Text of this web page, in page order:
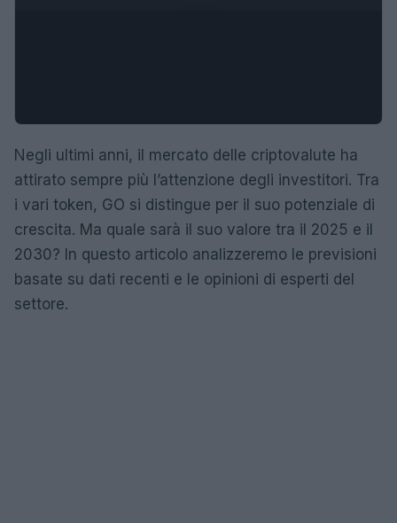
Negli ultimi anni, il mercato delle criptovalute ha
attirato sempre più l’attenzione degli investitori. Tra
i vari token, GO si distingue per il suo potenziale di
crescita. Ma quale sarà il suo valore tra il 2025 e il
2030? In questo articolo analizzeremo le previsioni
basate su dati recenti e le opinioni di esperti del
settore.